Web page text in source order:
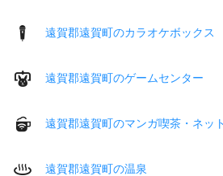
遠賀郡遠賀町のカラオケボックス
遠賀郡遠賀町のゲームセンター
遠賀郡遠賀町のマンガ喫茶・ネッ
遠賀郡遠賀町の温泉